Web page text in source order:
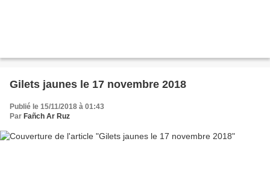
Gilets jaunes le 17 novembre 2018
Publié le 15/11/2018 à 01:43
Par Fañch Ar Ruz